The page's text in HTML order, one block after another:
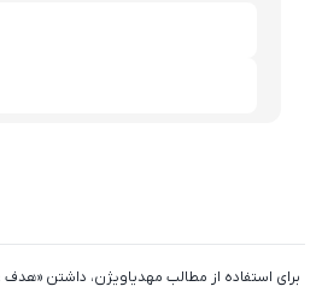
برای استفاده از مطالب مهدیاویژن، داشتن «هدف